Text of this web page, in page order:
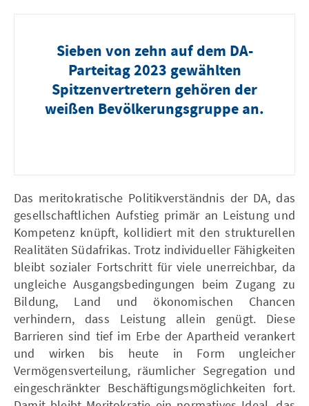
Sieben von zehn auf dem DA-
Parteitag 2023 gewählten
Spitzenvertretern gehören der
weißen Bevölkerungsgruppe an.
Das meritokratische Politikverständnis der DA, das
gesellschaftlichen Aufstieg primär an Leistung und
Kompetenz knüpft, kollidiert mit den strukturellen
Realitäten Südafrikas. Trotz individueller Fähigkeiten
bleibt sozialer Fortschritt für viele unerreichbar, da
ungleiche Ausgangsbedingungen beim Zugang zu
Bildung, Land und ökonomischen Chancen
verhindern, dass Leistung allein genügt. Diese
Barrieren sind tief im Erbe der Apartheid verankert
und wirken bis heute in Form ungleicher
Vermögensverteilung, räumlicher Segregation und
eingeschränkter Beschäftigungsmöglichkeiten fort.